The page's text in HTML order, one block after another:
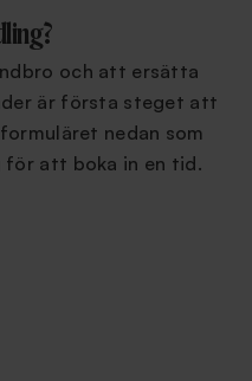
och att ersätta
är första steget att
nedan som
att boka in en tid.